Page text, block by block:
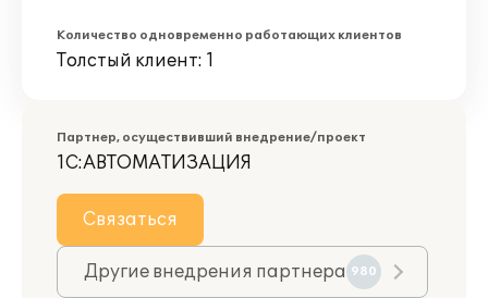
Количество одновременно работающих клиентов
Толстый клиент: 1
Партнер, осуществивший внедрение/проект
1С:АВТОМАТИЗАЦИЯ
Связаться
Другие внедрения партнера 980